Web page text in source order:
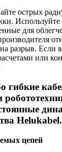
острых
для
разрыв. Если
или
гибкие
Helukabel.
цепей